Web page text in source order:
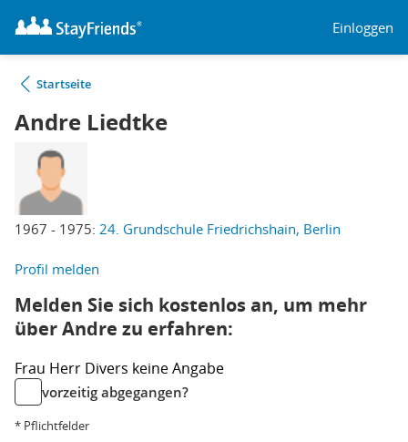
Einloggen
Startseite
Andre Liedtke
1967 - 1975: 24. Grundschule Friedrichshain, Berlin
Profil melden
Melden Sie sich kostenlos an, um mehr
über Andre zu erfahren:
Frau Herr Divers keine Angabe
vorzeitig abgegangen?
* Pflichtfelder